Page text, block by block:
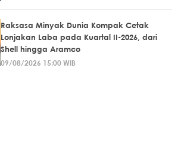
Raksasa Minyak Dunia Kompak Cetak
Lonjakan Laba pada Kuartal II-2026, dari
Shell hingga Aramco
09/08/2026 15:00 WIB